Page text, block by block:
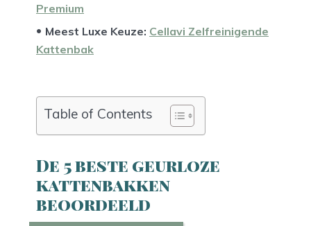
Premium
Meest Luxe Keuze: Cellavi Zelfreinigende
Kattenbak
Table of Contents
De 5 beste geurloze
kattenbakken
beoordeeld